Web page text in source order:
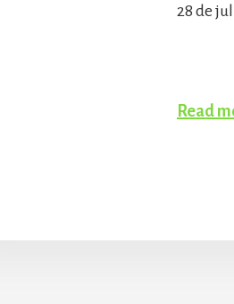
28 de
Read